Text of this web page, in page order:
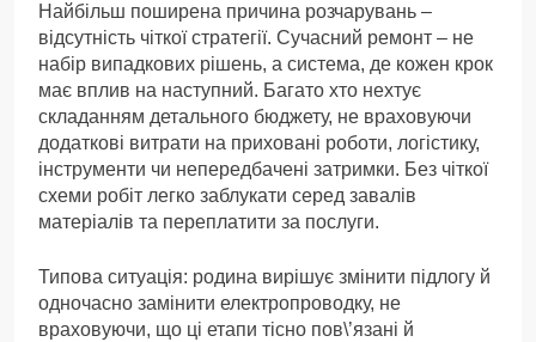
Найбільш поширена причина розчарувань –
відсутність чіткої стратегії. Сучасний ремонт – не
набір випадкових рішень, а система, де кожен крок
має вплив на наступний. Багато хто нехтує
складанням детального бюджету, не враховуючи
додаткові витрати на приховані роботи, логістику,
інструменти чи непередбачені затримки. Без чіткої
схеми робіт легко заблукати серед завалів
матеріалів та переплатити за послуги.
Типова ситуація: родина вирішує змінити підлогу й
одночасно замінити електропроводку, не
враховуючи, що ці етапи тісно пов\’язані й